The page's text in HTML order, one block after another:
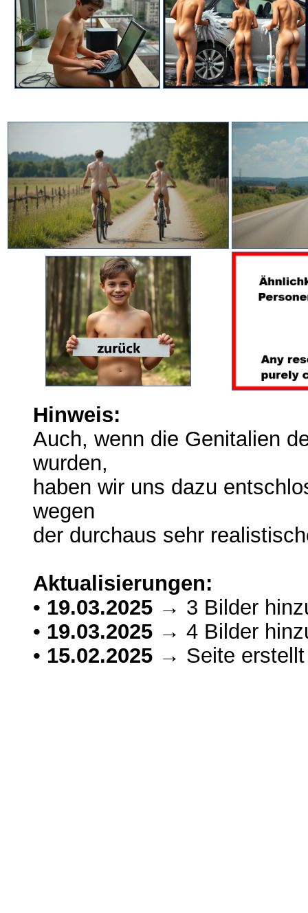
Hinweis:
Auch, wenn die Genitalien
wurden,
haben wir uns dazu
wegen
der durchaus sehr
Aktualisierungen:
• 19.03.2025 → 3 Bilder
• 19.03.2025 → 4 Bilder
• 15.02.2025 → Seite erstellt